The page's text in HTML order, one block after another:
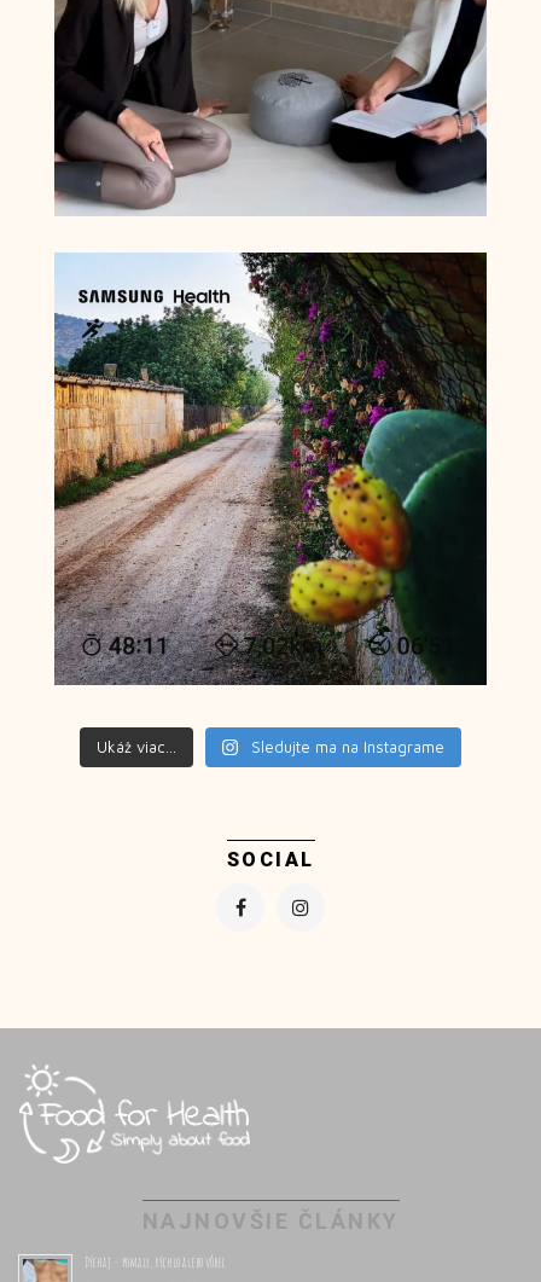
Ukáž viac... Sledujte ma na Instagrame
SOCIAL
NAJNOVŠIE ČLÁNKY
Dýchaj – pomaly, rýchlo alebo vôbec